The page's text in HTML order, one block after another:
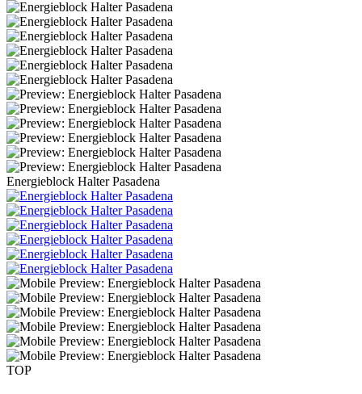
Energieblock Halter Pasadena
TOP